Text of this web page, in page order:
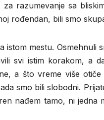
razumevanje sa
rođendan, bili smo
istom mestu. Osmehnuli
svi istim korakom, a
a što vreme više otiče
smo bili slobodni.
nađem tamo, ni jedna